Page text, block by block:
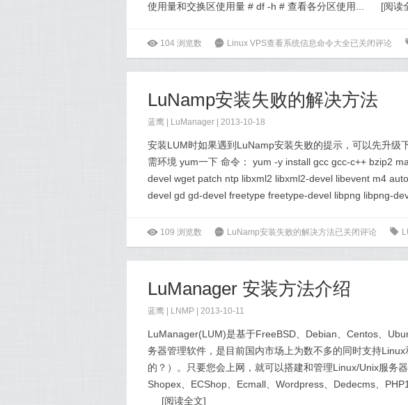
使用量和交换区使用量 # df -h # 查看各分区使用...
[阅读
ė 104 浏览数 6 Linux VPS查看系统信息命令大全已关闭评论
LuNamp安装失败的解决方法
蓝鹰 | LuManager | 2013-10-18
安装LUM时如果遇到LuNamp安装失败的提示，可以先升级
需环境 yum一下 命令： yum -y install gcc gcc-c++ bzip2
devel wget patch ntp libxml2 libxml2-devel libevent m4
devel gd gd-devel freetype freetype-devel libpng libpng-
ė 109 浏览数 6 LuNamp安装失败的解决方法已关闭评论 0
LuManager 安装方法介绍
蓝鹰 | LNMP | 2013-10-11
LuManager(LUM)是基于FreeBSD、Debian、Centos、
务器管理软件，是目前国内市场上为数不多的同时支持
的？）。只要您会上网，就可以搭建和管理Linux/Unix服务
Shopex、ECShop、Ecmall、Wordpress、Dedecms、
[阅读全文]